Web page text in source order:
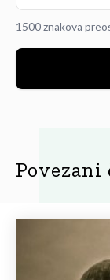
1500 znakova
Povezani